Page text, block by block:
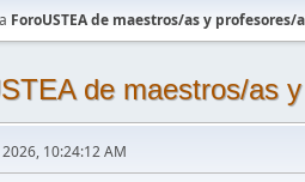
ForoUSTEA de maestros/as y
de maestros/as
10:24:12 AM